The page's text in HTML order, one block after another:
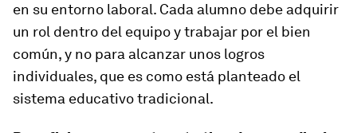
en su entorno laboral. Cada alumno debe adquirir
un rol dentro del equipo y trabajar por el bien
común, y no para alcanzar unos logros
individuales, que es como está planteado el
sistema educativo tradicional.